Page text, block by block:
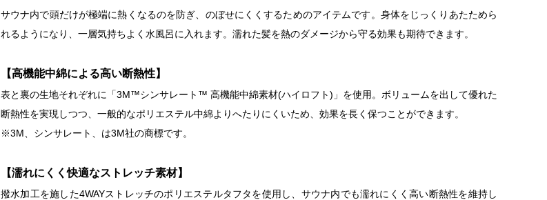
サウナ内で頭だけが極端に熱くなるのを防ぎ、のぼせにくくするためのアイテムです。身体をじっくりあたためら
れるようになり、一層気持ちよく水風呂に入れます。濡れた髪を熱のダメージから守る効果も期待できます。
【高機能中綿による高い断熱性】
表と裏の生地それぞれに「3M™シンサレート™ 高機能中綿素材(ハイロフト)」を使用。ボリュームを出して優れた
断熱性を実現しつつ、一般的なポリエステル中綿よりへたりにくいため、効果を長く保つことができます。
※3M、シンサレート、は3M社の商標です。
【濡れにくく快適なストレッチ素材】
撥水加工を施した4WAYストレッチのポリエステルタフタを使用し、サウナ内でも濡れにくく高い断熱性を維持し